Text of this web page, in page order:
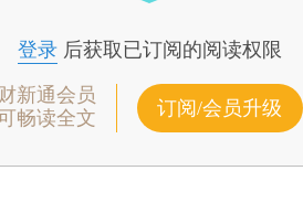
登录后获取已订阅的阅读权限
新通会员
畅读全文
订阅/会员升级